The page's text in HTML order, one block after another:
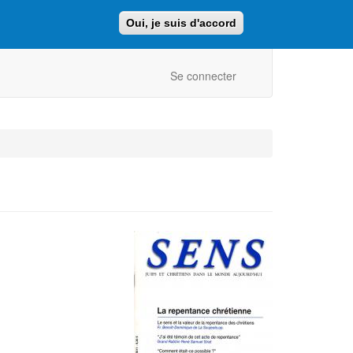
Oui, je suis d'accord
Retour au site ajcf.fr
Se connecter